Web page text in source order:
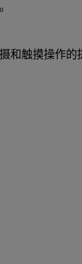
和触摸操作的